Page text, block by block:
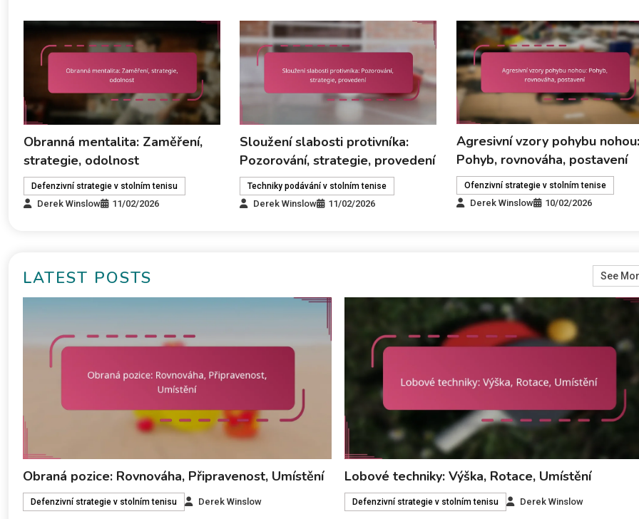
Obranná mentalita: Zaměření,
strategie, odolnost
Defenzivní strategie v stolním tenisu
Derek Winslow 11/02/2026
Sloužení slabosti protivníka:
Pozorování, strategie, provedení
Techniky podávání v stolním tenise
Derek Winslow 11/02/2026
Agresivní vzory pohybu nohou:
Pohyb, rovnováha, postavení
Ofenzivní strategie v stolním tenise
Derek Winslow 10/02/2026
LATEST POSTS See
Obraná pozice: Rovnováha, Připravenost, Umístění
Defenzivní strategie v stolním tenisu Derek Winslow
Lobové techniky: Výška, Rotace, Umístění
Defenzivní strategie v stolním tenisu Derek Winslow